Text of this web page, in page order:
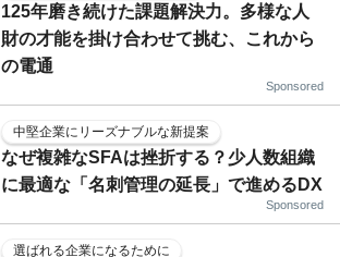
125年磨き続けた課題解決力。多様な人
財の才能を掛け合わせて挑む、これから
の電通
Sponsored
中堅企業にリーズナブルな新提案
なぜ複雑なSFAは挫折する？少人数組織
に最適な「名刺管理の延長」で進めるDX
Sponsored
選ばれる企業になるために